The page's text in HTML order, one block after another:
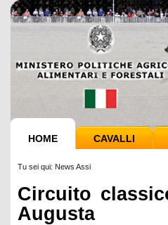
HOME CAVALLI
Tu sei qui: News Assi
Circuito
Augusta